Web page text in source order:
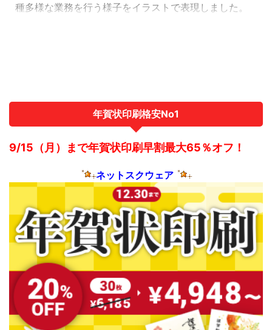
種多様な業務を行う様子をイラストで表現しました。
年賀状印刷格安No1
9/15（月）まで年賀状印刷早割最大65％オフ！
ネットスクウェア